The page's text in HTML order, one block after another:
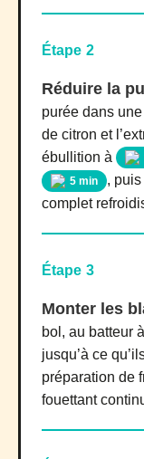
Étape 2
Réduire la
purée dans
de citron et
ébullition à
5 min ,
complet
Étape 3
Monter les
bol, au batteur
jusqu’à ce
préparation de
fouettant